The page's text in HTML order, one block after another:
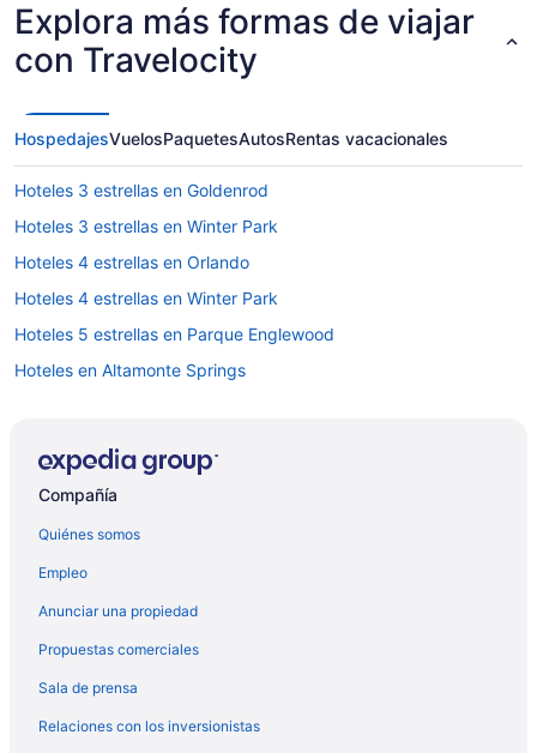
Explora más formas de viajar
con Travelocity
HospedajesVuelosPaquetesAutosRentas vacacionales
Hoteles 3 estrellas en Goldenrod
Hoteles 3 estrellas en Winter Park
Hoteles 4 estrellas en Orlando
Hoteles 4 estrellas en Winter Park
Hoteles 5 estrellas en Parque Englewood
Hoteles en Altamonte Springs
Hoteles con spa en Centro de Orlando
Hoteles para fumadores en Centro de Orlando
Hoteles que aceptan mascotas en Centro de Orlando
Hoteles en Centro de Orlando
Hoteles en Colonial Town Center
Hoteles en Conway
Compañía
Quiénes somos
Empleo
Anunciar una propiedad
Propuestas comerciales
Sala de prensa
Relaciones con los inversionistas